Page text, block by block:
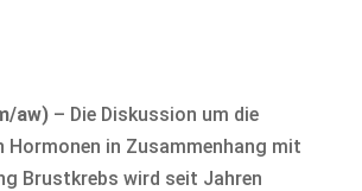
aw)– Die Diskussion um die
Hormonen in Zusammenhang mit
Brustkrebs wird seit Jahren